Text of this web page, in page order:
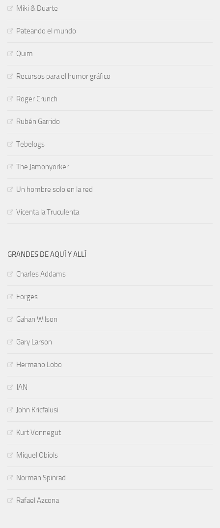
Miki & Duarte
Pateando el mundo
Quim
Recursos para el humor gráfico
Roger Crunch
Rubén Garrido
Tebelogs
The Jamonyorker
Un hombre solo en la red
Vicenta la Truculenta
GRANDES DE AQUÍ Y ALLÍ
Charles Addams
Forges
Gahan Wilson
Gary Larson
Hermano Lobo
JAN
John Kricfalusi
Kurt Vonnegut
Miquel Obiols
Norman Spinrad
Rafael Azcona